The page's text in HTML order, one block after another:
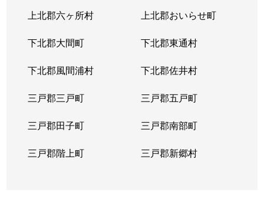
上北郡六ヶ所村 上北郡おいらせ町
下北郡大間町 下北郡東通村
下北郡風間浦村 下北郡佐井村
三戸郡三戸町 三戸郡五戸町
三戸郡田子町 三戸郡南部町
三戸郡階上町 三戸郡新郷村